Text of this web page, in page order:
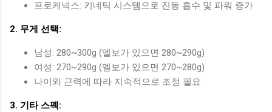
프로케넥스: 키네틱 시스템으로 진동 흡수 및 파워 증가
2. 무게 선택:
남성: 280~300g (엘보가 있으면 280~290g)
여성: 270~290g (엘보가 있으면 270~280g)
나이와 근력에 따라 지속적으로 조정 필요
3. 기타 스펙: